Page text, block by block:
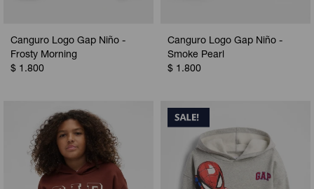
Canguro Logo Gap Niño -
Frosty Morning
$ 1.800
Canguro Logo Gap Niño -
Smoke Pearl
$ 1.800